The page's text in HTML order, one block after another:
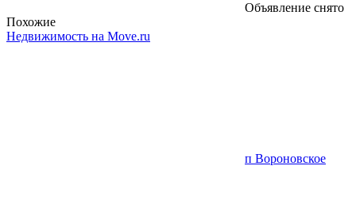
Объявление снято
Похожие
Недвижимость на Move.ru
п Вороновское